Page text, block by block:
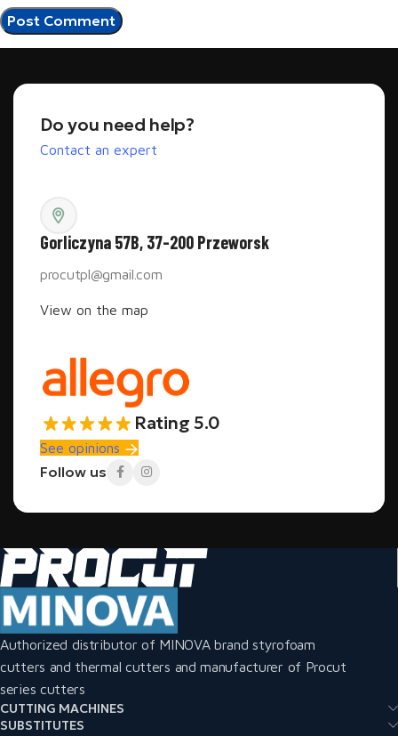
Do you need help?
Contact an expert
Gorliczyna 57B, 37-200 Przeworsk
procutpl@gmail.com
View on the map
Rating 5.0
See opinions
Follow us
Authorized distributor of MINOVA brand styrofoam
cutters and thermal cutters and manufacturer of Procut
series cutters
CUTTING MACHINES
SUBSTITUTES